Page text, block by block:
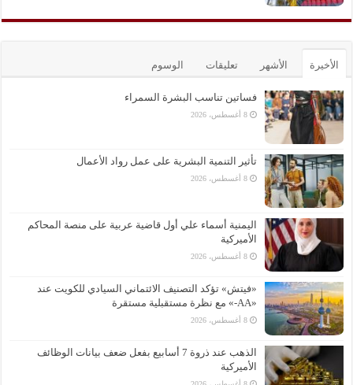
الأخيرة الأشهر تعليقات الوسوم
فساتين تناسب البشرة السمراء
8 أغسطس، 2026
تأثير التنمية البشرية على عمل رواد الأعمال
8 أغسطس، 2026
اليمنية أسماء علي أول قاضية عربية على منصة المحاكم
الأميركية
8 أغسطس، 2026
«فيتش» تؤكد التصنيف الائتماني السيادي للكويت عند
«AA-» مع نظرة مستقبلية مستقرة
8 أغسطس، 2026
الذهب عند ذروة 7 أسابيع بفعل ضعف بيانات الوظائف
الأميركية